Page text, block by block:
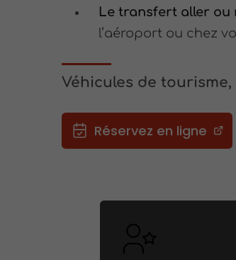
Le transfert aller ou
l’aéroport ou chez
Véhicules de
Réservez en ligne